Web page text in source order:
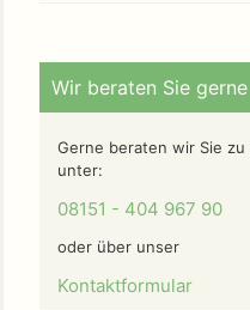
Wir beraten Sie gerne
Gerne beraten wir Sie
unter:
08151 - 404 967 90
oder über unser
Kontaktformular